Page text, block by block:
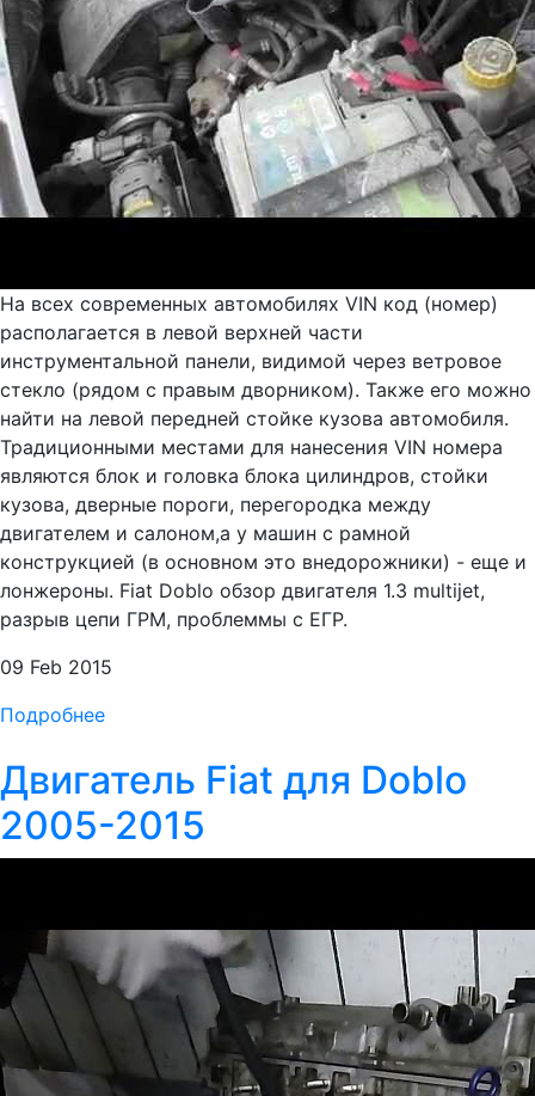
На всех современных автомобилях VIN код (номер)
располагается в левой верхней части
инструментальной панели, видимой через ветровое
стекло (рядом с правым дворником). Также его можно
найти на левой передней стойке кузова автомобиля.
Традиционными местами для нанесения VIN номера
являются блок и головка блока цилиндров, стойки
кузова, дверные пороги, перегородка между
двигателем и салоном,а у машин с рамной
конструкцией (в основном это внедорожники) - еще и
лонжероны. Fiat Doblo обзор двигателя 1.3 multijet,
разрыв цепи ГРМ, проблеммы с ЕГР.
09 Feb 2015
Подробнее
Двигатель Fiat для Doblo
2005-2015